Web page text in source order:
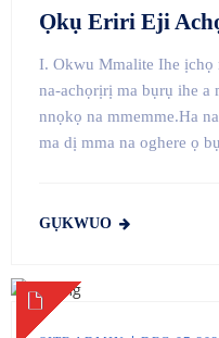
Ọkụ Eriri Eji
I. Okwu Mmalite Ihe ịchọ
na-achọrịrị ma bụrụ ihe a
nnọkọ na mmemme.Ha
ma dị mma na oghere ọ
GỤKWUO